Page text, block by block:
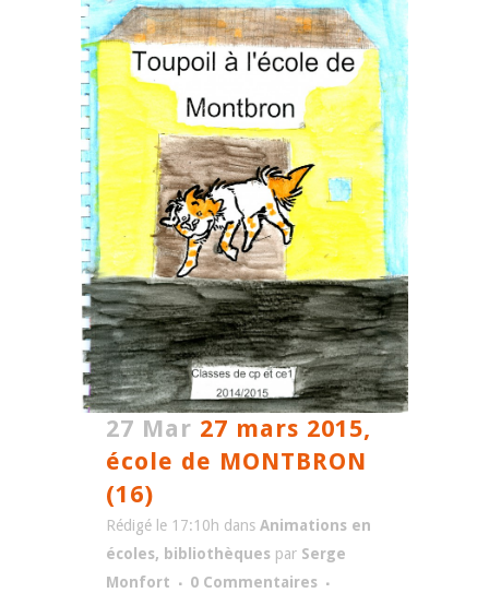
27 Mar 27 mars 2015,
école de MONTBRON
(16)
Rédigé le 17:10h dans Animations en
écoles, bibliothèques par Serge
Monfort
0 Commentaires